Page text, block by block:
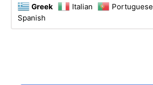
Greek
Italian
Portuguese
Spanish